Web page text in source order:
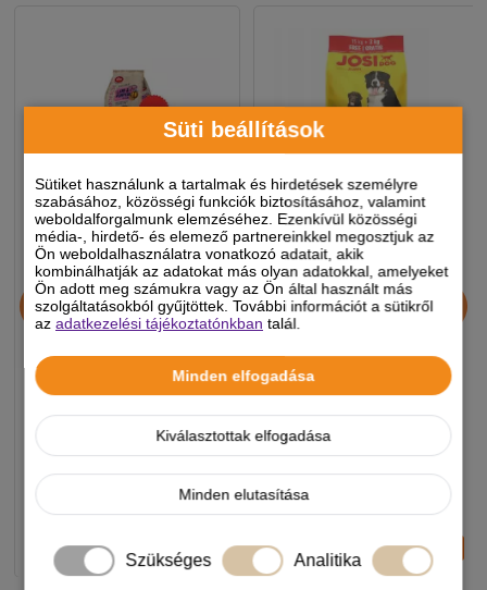
Süti beállítások
Sütiket használunk a tartalmak és hirdetések személyre
szabásához, közösségi funkciók biztosításához, valamint
weboldalforgalmunk elemzéséhez. Ezenkívül közösségi
média-, hirdető- és elemező partnereinkkel megosztjuk az
Ön weboldalhasználatra vonatkozó adatait, akik
kombinálhatják az adatokat más olyan adatokkal, amelyeket
Ön adott meg számukra vagy az Ön által használt más
szolgáltatásokból gyűjtöttek. További információt a sütikről
azadatkezelési tájékoztatónkban talál.
Minden elfogadása
Kiválasztottak elfogadása
Minden elutasítása
Szükséges Analitika
Alice Professional Adult
Balance Lamb & Pumpkin
17+1kg
-5%
+ KOSÁRBA
JosiDog Economy
kutyatáp 15+3kg
-5%
munkanap
- + KOSÁRBA